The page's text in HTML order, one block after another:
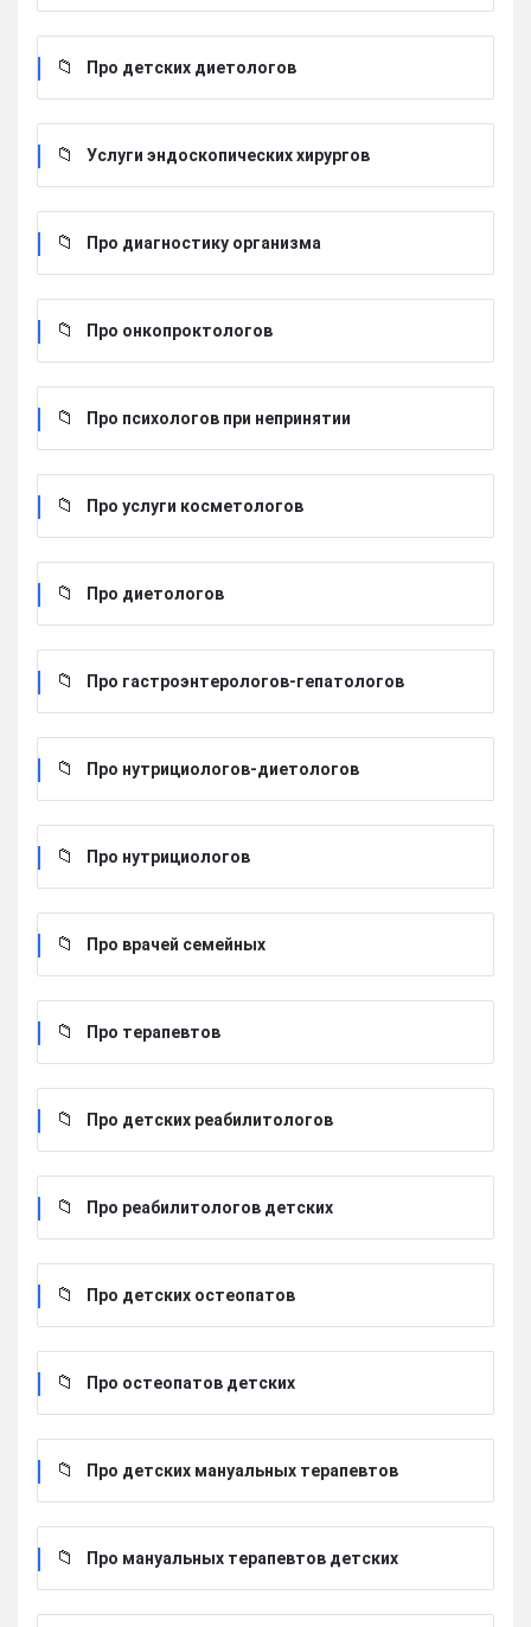
Про детских диетологов
Услуги эндоскопических хирургов
Про диагностику организма
Про онкопроктологов
Про психологов при непринятии
Про услуги косметологов
Про диетологов
Про гастроэнтерологов-гепатологов
Про нутрициологов-диетологов
Про нутрициологов
Про врачей семейных
Про терапевтов
Про детских реабилитологов
Про реабилитологов детских
Про детских остеопатов
Про остеопатов детских
Про детских мануальных терапевтов
Про мануальных терапевтов детских